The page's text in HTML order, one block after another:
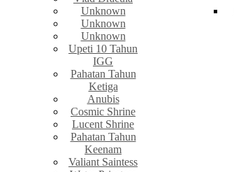
Unknown
Unknown
Unknown
Upeti 10 Tahun
IGG
Pahatan Tahun
Ketiga
Anubis
Cosmic Shrine
Lucent Shrine
Pahatan Tahun
Keenam
Valiant Saintess